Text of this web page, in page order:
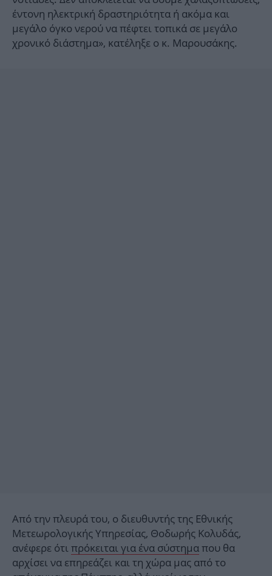
έντονη ηλεκτρική δραστηριότητα ή ακόμα και
μεγάλο όγκο νερού να πέφτει τοπικά σε μεγάλο
χρονικό διάστημα», κατέληξε ο κ. Μαρουσάκης.
Από την πλευρά του, ο διευθυντής της Εθνικής
Μετεωρολογικής Υπηρεσίας, Θοδωρής Κολυδάς,
ανέφερε ότιπρόκειται για ένα σύστημαπου θα
αρχίσει να επηρεάζει και τη χώρα μας από το